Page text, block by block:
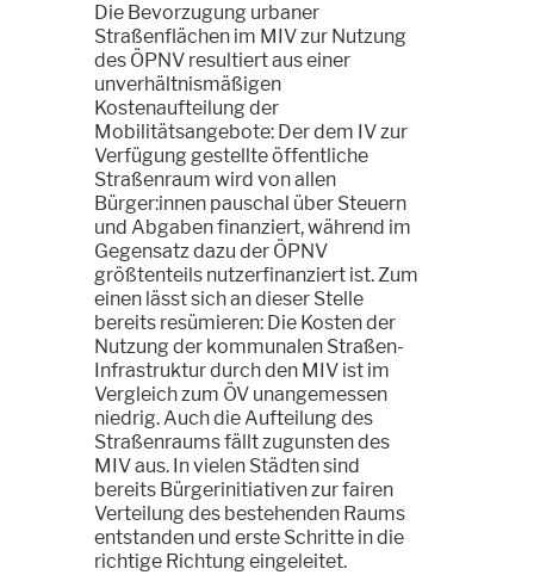
Die Bevorzugung urbaner
Straßenflächen im MIV zur Nutzung
des ÖPNV resultiert aus einer
unverhältnismäßigen
Kostenaufteilung der
Mobilitätsangebote: Der dem IV zur
Verfügung gestellte öffentliche
Straßenraum wird von allen
Bürger:innen pauschal über Steuern
und Abgaben finanziert, während im
Gegensatz dazu der ÖPNV
größtenteils nutzerfinanziert ist. Zum
einen lässt sich an dieser Stelle
bereits resümieren: Die Kosten der
Nutzung der kommunalen Straßen-
Infrastruktur durch den MIV ist im
Vergleich zum ÖV unangemessen
niedrig. Auch die Aufteilung des
Straßenraums fällt zugunsten des
MIV aus. In vielen Städten sind
bereits Bürgerinitiativen zur fairen
Verteilung des bestehenden Raums
entstanden und erste Schritte in die
richtige Richtung eingeleitet.